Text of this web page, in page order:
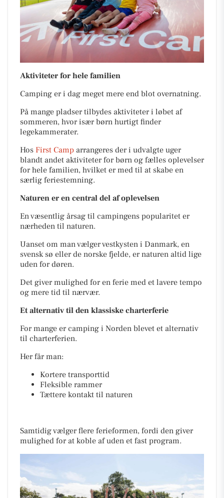
Aktiviteter for hele familien
Camping er i dag meget mere end blot overnatning.
På mange pladser tilbydes aktiviteter i løbet af
sommeren, hvor især børn hurtigt finder
legekammerater.
Hos First Camp arrangeres der i udvalgte uger
blandt andet aktiviteter for børn og fælles oplevelser
for hele familien, hvilket er med til at skabe en
særlig feriestemning.
Naturen er en central del af oplevelsen
En væsentlig årsag til campingens popularitet er
nærheden til naturen.
Uanset om man vælger vestkysten i Danmark, en
svensk sø eller de norske fjelde, er naturen altid lige
uden for døren.
Det giver mulighed for en ferie med et lavere tempo
og mere tid til nærvær.
Et alternativ til den klassiske charterferie
For mange er camping i Norden blevet et alternativ
til charterferien.
Her får man:
Kortere transporttid
Fleksible rammer
Tættere kontakt til naturen
Samtidig vælger flere ferieformen, fordi den giver
mulighed for at koble af uden et fast program.